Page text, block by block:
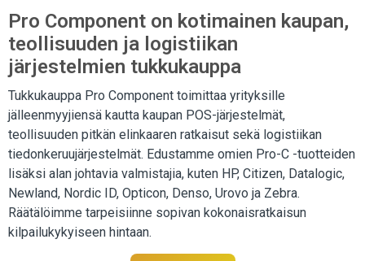
Pro Component on kotimainen kaupan,
teollisuuden ja logistiikan
järjestelmien tukkukauppa
Tukkukauppa Pro Component toimittaa yrityksille
jälleenmyyjiensä kautta kaupan POS-järjestelmät,
teollisuuden pitkän elinkaaren ratkaisut sekä logistiikan
tiedonkeruujärjestelmät. Edustamme omien Pro-C -tuotteiden
lisäksi alan johtavia valmistajia, kuten HP, Citizen, Datalogic,
Newland, Nordic ID, Opticon, Denso, Urovo ja Zebra.
Räätälöimme tarpeisiinne sopivan kokonaisratkaisun
kilpailukykyiseen hintaan.